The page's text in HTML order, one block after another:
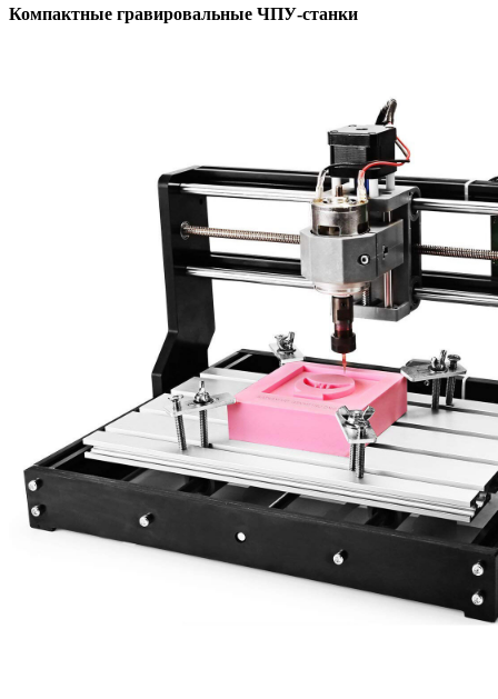
Компактные гравировальные ЧПУ-станки